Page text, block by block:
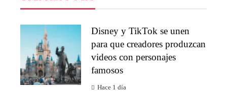
Disney y TikTok se unen
para que creadores produzcan
videos con personajes
famosos
Hace 1 día